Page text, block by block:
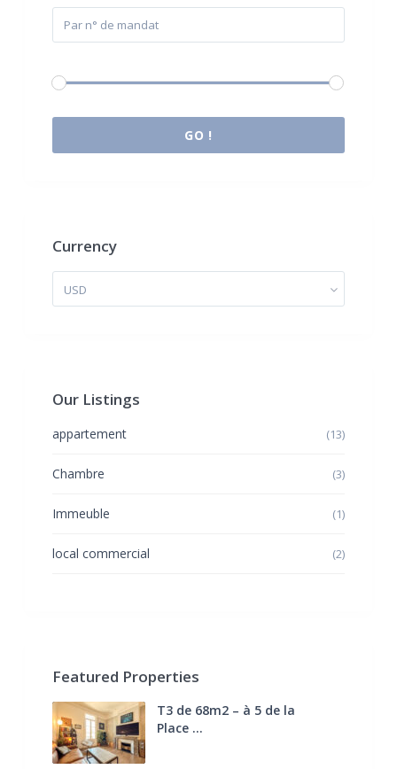
GO !
Currency
USD
Our Listings
appartement (13)
Chambre (3)
Immeuble (1)
local commercial (2)
Featured Properties
T3 de 68m2 – à 5 de la
Place ...